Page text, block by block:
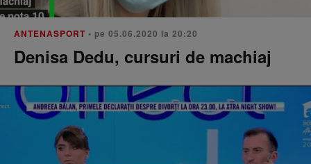
ANTENASPORT • pe 05.06.2020 la 20:20
Denisa Dedu, cursuri de machiaj